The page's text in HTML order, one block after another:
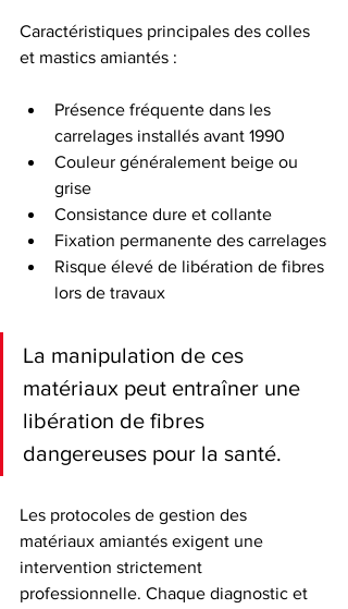
Caractéristiques principales des colles
et mastics amiantés :
Présence fréquente dans les
carrelages installés avant 1990
Couleur généralement beige ou
grise
Consistance dure et collante
Fixation permanente des carrelages
Risque élevé de libération de fibres
lors de travaux
La manipulation de ces
matériaux peut entraîner une
libération de fibres
dangereuses pour la santé.
Les protocoles de gestion des
matériaux amiantés exigent une
intervention strictement
professionnelle. Chaque diagnostic et